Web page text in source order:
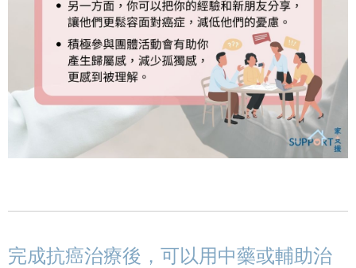
完成抗癌治療後，可以用中藥或輔助治